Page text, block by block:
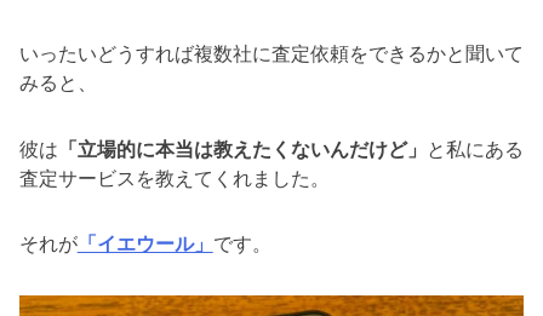
いったいどうすれば複数社に査定依頼をできるかと聞いて
みると、
彼は 「立場的に本当は教えたくないんだけど」
と私にある
査定サービスを教えてくれました。
それが「イエウール」 です。